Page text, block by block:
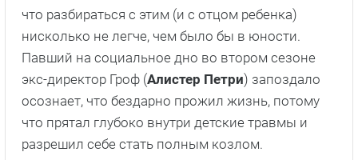
что разбираться с этим (и с отцом ребенка)
нисколько не легче, чем было бы в юности.
Павший на социальное дно во втором сезоне
экс-директор Гроф (Алистер Петри) запоздало
осознает, что бездарно прожил жизнь, потому
что прятал глубоко внутри детские травмы и
разрешил себе стать полным козлом.